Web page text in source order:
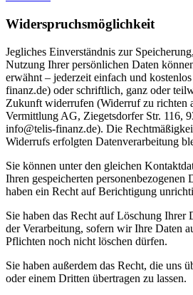
Widerspruchsmöglichkeit
Jegliches Einverständnis zur
Nutzung Ihrer persönlichen Daten
erwähnt – jederzeit einfach und
finanz.de) oder schriftlich, ganz oder
Zukunft widerrufen (Widerruf zu
Vermittlung AG, Ziegetsdorfer Str. 116,
info@telis-finanz.de). Die
Widerrufs erfolgten Datenverarbeitung
Sie können unter den gleichen
Ihren gespeicherten personenbezogenen
haben ein Recht auf Berichtigung
Sie haben das Recht auf Löschung Ihrer
der Verarbeitung, sofern wir Ihre Daten
Pflichten noch nicht löschen dürfen.
Sie haben außerdem das Recht, die uns
oder einem Dritten übertragen zu lassen.